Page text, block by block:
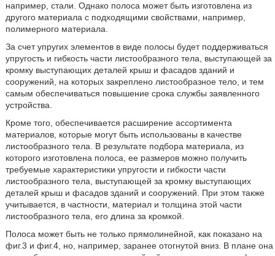
например, стали. Однако полоса может быть изготовлена из
другого материала с подходящими свойствами, например,
полимерного материала.
За счет упругих элементов в виде полосы будет поддерживаться
упругость и гибкость части листообразного тела, выступающей за
кромку выступающих деталей крыш и фасадов зданий и
сооружений, на которых закреплено листообразное тело, и тем
самым обеспечиваться повышение срока службы заявленного
устройства.
Кроме того, обеспечивается расширение ассортимента
материалов, которые могут быть использованы в качестве
листообразного тела. В результате подбора материала, из
которого изготовлена полоса, ее размеров можно получить
требуемые характеристики упругости и гибкости части
листообразного тела, выступающей за кромку выступающих
деталей крыш и фасадов зданий и сооружений. При этом также
учитывается, в частности, материал и толщина этой части
листообразного тела, его длина за кромкой.
Полоса может быть не только прямолинейной, как показано на
фиг.3 и фиг.4, но, например, заранее отогнутой вниз. В плане она